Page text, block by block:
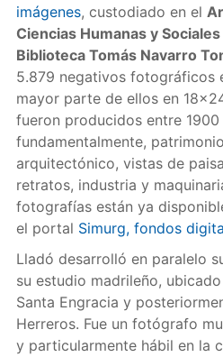
imágenes, custodiado en el
Ciencias Humanas y
Biblioteca Tomás Navarro
5.879 negativos fotográficos
mayor parte de ellos en
fueron producidos entre 1900
fundamentalmente,
arquitectónico, vistas de
retratos, industria y
fotografías están ya
el portal Simurg, fondos
Lladó desarrolló en paralelo
su estudio madrileño,
Santa Engracia y
Herreros. Fue un fotógrafo
y particularmente hábil en la